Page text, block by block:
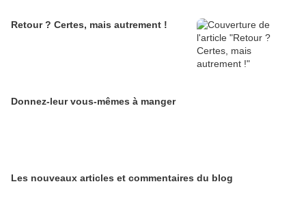
Retour ? Certes, mais autrement !
Donnez-leur vous-mêmes à manger
Les nouveaux articles et commentaires du blog